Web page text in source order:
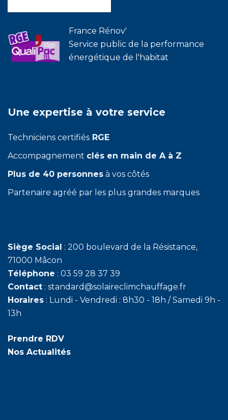
France Rénov'
Service public de la performance
énergétique de l'habitat
Une expertise à votre service
Techniciens certifiés RGE
Accompagnement clés en main de A à Z
Plus de 40 personnes à vos côtés
Partenaire agréé par les plus grandes marques
Siège Social : 200 boulevard de la Résistance,
71000 Mâcon
Téléphone : 03 59 28 37 39
Contact : standard@solaireclimchauffage.fr
Horaires : Lundi - Vendredi : 8h30 - 18h / Samedi 9h -
13h
Prendre RDV
Nos Actualités